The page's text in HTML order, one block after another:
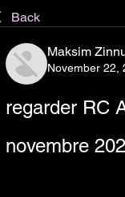
Back
Maksim
November 22,
regarder RC
novembre